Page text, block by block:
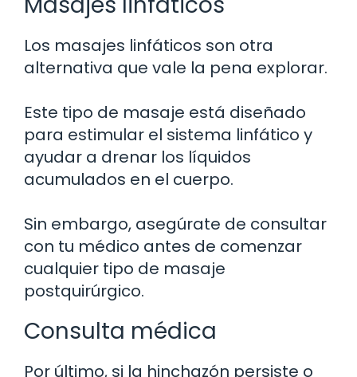
Los masajes linfáticos son otra
alternativa que vale la pena explorar.
Este tipo de masaje está diseñado
para estimular el sistema linfático y
ayudar a drenar los líquidos
acumulados en el cuerpo.
Sin embargo, asegúrate de consultar
con tu médico antes de comenzar
cualquier tipo de masaje
postquirúrgico.
Consulta médica
Por último, si la hinchazón persiste o